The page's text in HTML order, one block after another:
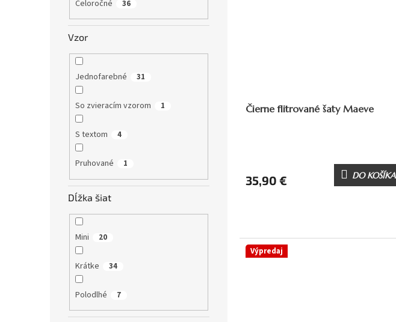
Celoročné 36
Vzor
Jednofarebné 31
So zvieracím vzorom 1
S textom 4
Pruhované 1
Dĺžka šiat
Mini 20
Krátke 34
Polodlhé 7
Čierne flitrované šaty Maeve
35,90 € DO KOŠÍKA
Výpredaj